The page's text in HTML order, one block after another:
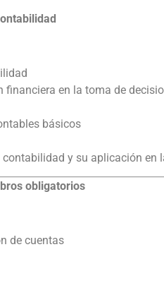
en la toma de
básicos
y su aplicación en
obligatorios
de cuentas